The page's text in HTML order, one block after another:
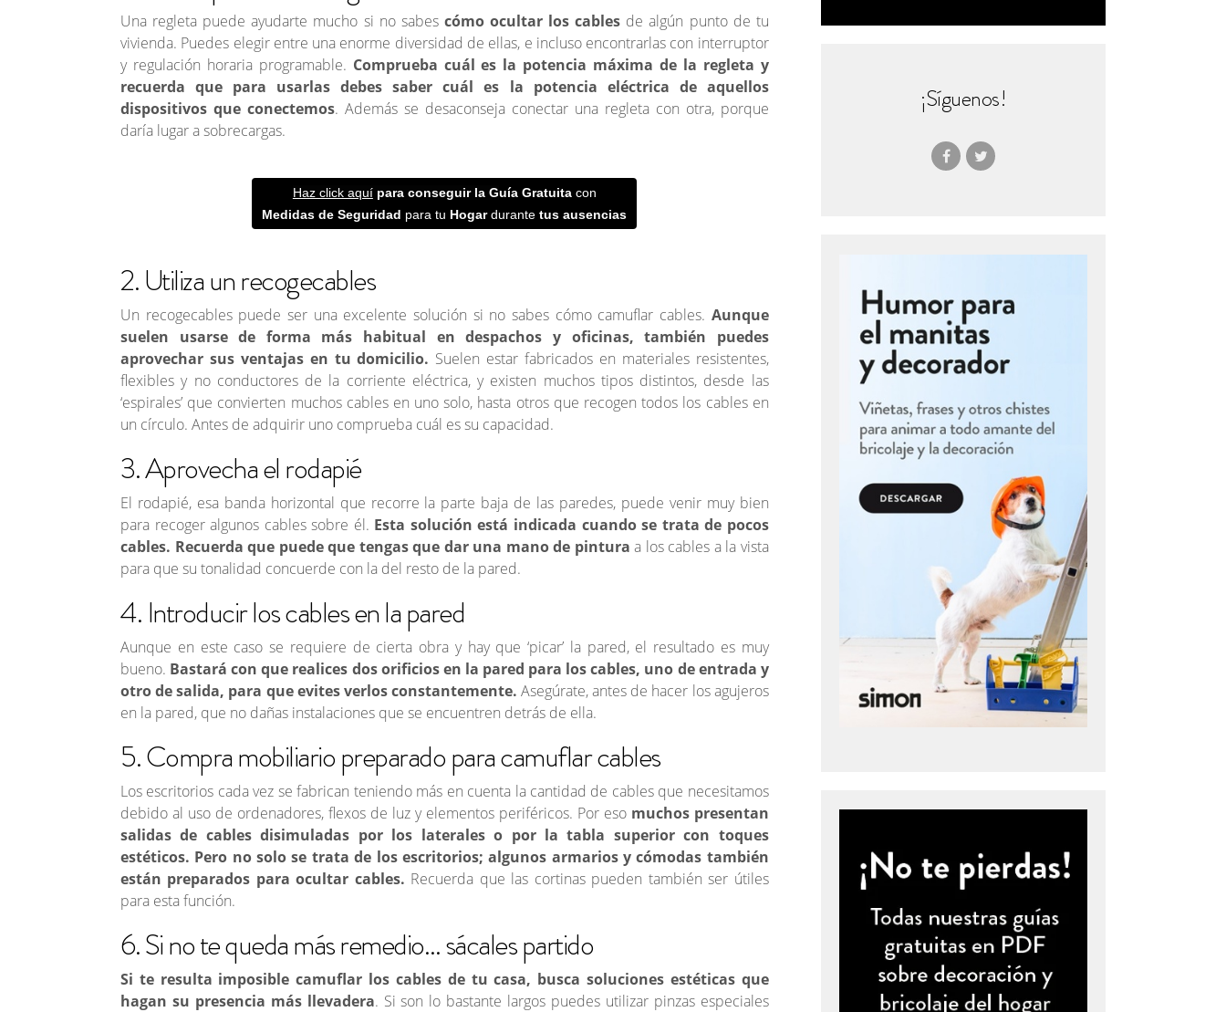
Una regleta puede ayudarte mucho si no sabes cómo ocultar los cables de algún punto de tu
vivienda. Puedes elegir entre una enorme diversidad de ellas, e incluso encontrarlas con interruptor
y regulación horaria programable. Comprueba cuál es la potencia máxima de la regleta y
recuerda que para usarlas debes saber cuál es la potencia eléctrica de aquellos
dispositivos que conectemos. Además se desaconseja conectar una regleta con otra, porque
daría lugar a sobrecargas.
Haz click aquípara conseguir la Guía Gratuitacon
Medidas de Seguridad para tu Hogardurantetus ausencias
2. Utiliza un recogecables
Un recogecables puede ser una excelente solución si no sabes cómo camuflar cables. Aunque
suelen usarse de forma más habitual en despachos y oficinas, también puedes
aprovechar sus ventajas en tu domicilio. Suelen estar fabricados en materiales resistentes,
flexibles y no conductores de la corriente eléctrica, y existen muchos tipos distintos, desde las
‘espirales’ que convierten muchos cables en uno solo, hasta otros que recogen todos los cables en
un círculo. Antes de adquirir uno comprueba cuál es su capacidad.
3. Aprovecha el rodapié
El rodapié, esa banda horizontal que recorre la parte baja de las paredes, puede venir muy bien
para recoger algunos cables sobre él. Esta solución está indicada cuando se trata de pocos
cables. Recuerda que puede que tengas que dar una mano de pinturaa los cables a la vista
para que su tonalidad concuerde con la del resto de la pared.
4. Introducir los cables en la pared
Aunque en este caso se requiere de cierta obra y hay que ‘picar’ la pared, el resultado es muy
bueno. Bastará con que realices dos orificios en la pared para los cables, uno de entrada y
otro de salida, para que evites verlos constantemente. Asegúrate, antes de hacer los agujeros
en la pared, que no dañas instalaciones que se encuentren detrás de ella.
5. Compra mobiliario preparado para camuflar cables
Los escritorios cada vez se fabrican teniendo más en cuenta la cantidad de cables que necesitamos
debido al uso de ordenadores, flexos de luz y elementos periféricos. Por eso muchos presentan
salidas de cables disimuladas por los laterales o por la tabla superior con toques
estéticos. Pero no solo se trata de los escritorios; algunos armarios y cómodas también
están preparados para ocultar cables. Recuerda que las cortinas pueden también ser útiles
para esta función.
6. Si no te queda más remedio… sácales partido
Si te resulta imposible camuflar los cables de tu casa, busca soluciones estéticas que
hagan su presencia más llevadera. Si son lo bastante largos puedes utilizar pinzas especiales
¡Síguenos!